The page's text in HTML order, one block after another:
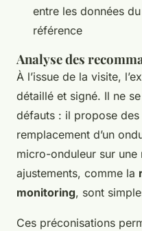
entre les données
référence
Analyse des
À l’issue de la visite,
détaillé et signé. Il ne
défauts : il propose
remplacement d’un
micro-onduleur sur une
ajustements, comme la
monitoring, sont
Ces préconisations